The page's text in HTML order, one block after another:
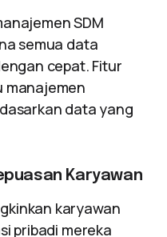
SDM
semua data
cepat. Fitur
manajemen
data yang
Karyawan
karyawan
pribadi mereka